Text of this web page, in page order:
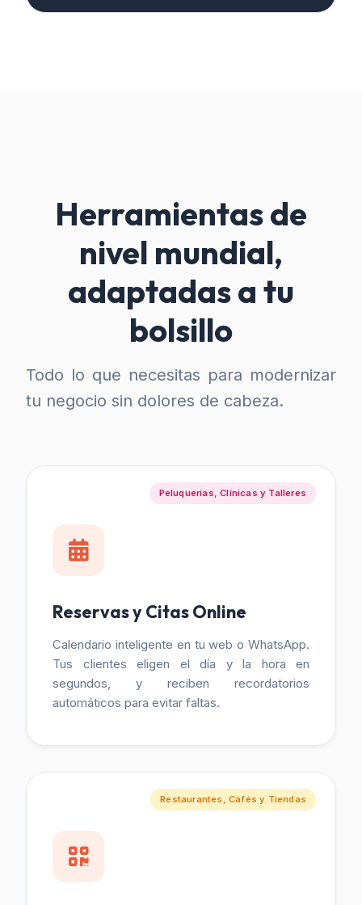
Herramientas de
nivel mundial,
adaptadas a tu
bolsillo
Todo lo que necesitas para modernizar
tu negocio sin dolores de cabeza.
Peluquerías, Clínicas y Talleres
Reservas y Citas Online
Calendario inteligente en tu web o WhatsApp.
Tus clientes eligen el día y la hora en
segundos, y reciben recordatorios
automáticos para evitar faltas.
Restaurantes, Cafés y Tiendas